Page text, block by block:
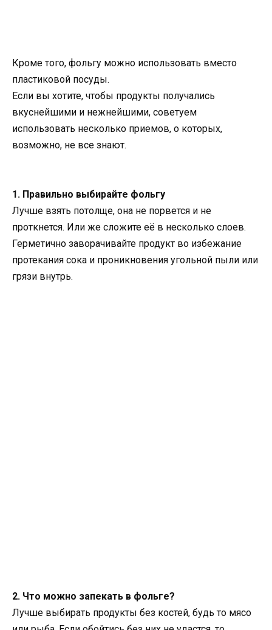
Кроме того, фольгу можно использовать вместо
пластиковой посуды.
Если вы хотите, чтобы продукты получались
вкуснейшими и нежнейшими, советуем
использовать несколько приемов, о которых,
возможно, не все знают.
1. Правильно выбирайте фольгу
Лучше взять потолще, она не порвется и не
проткнется. Или же сложите её в несколько слоев.
Герметично заворачивайте продукт во избежание
протекания сока и проникновения угольной пыли или
грязи внутрь.
2. Что можно запекать в фольге?
Лучше выбирать продукты без костей, будь то мясо